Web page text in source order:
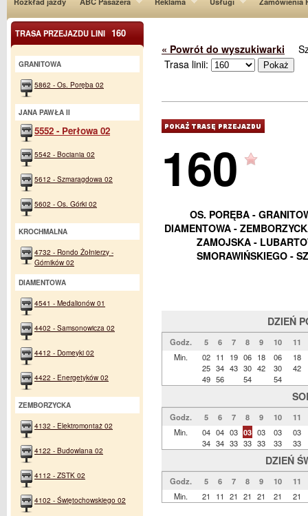
« Powrót do wyszukiwarki
Trasa linii:
160
OS. PORĘBA -
DIAMENTOWA -
ZAMOJSKA -
SMORAWIŃSKIEGO -
DZIEŃ
Godz. 5 6 7 8 9 10
11
Min.
02
25
49
11
34
56
19
43
06
30
54
18
42
06
30
54
18
42
Godz. 5 6 7 8 9 10
11
Min.
04
34
04
34
03
33
03
33
03
33
03
33
03
33
DZIEŃ
Godz. 5 6 7 8 9 10
11
Min.
21 11 21 21 21 21 21
TRASA PRZEJAZDU LINI 160
GRANITOWA
5862 - Os. Poręba 02
JANA PAWŁA II
5552 - Perłowa 02
5542 - Bociania 02
5612 - Szmaragdowa 02
5602 - Os. Górki 02
KROCHMALNA
4732 - Rondo Żołnierzy -
Górników 02
DIAMENTOWA
4541 - Medalionów 01
4402 - Samsonowicza 02
4412 - Domeyki 02
4422 - Energetyków 02
ZEMBORZYCKA
4132 - Elektromontaż 02
4122 - Budowlana 02
4112 - ZSTK 02
4102 - Świętochowskiego 02